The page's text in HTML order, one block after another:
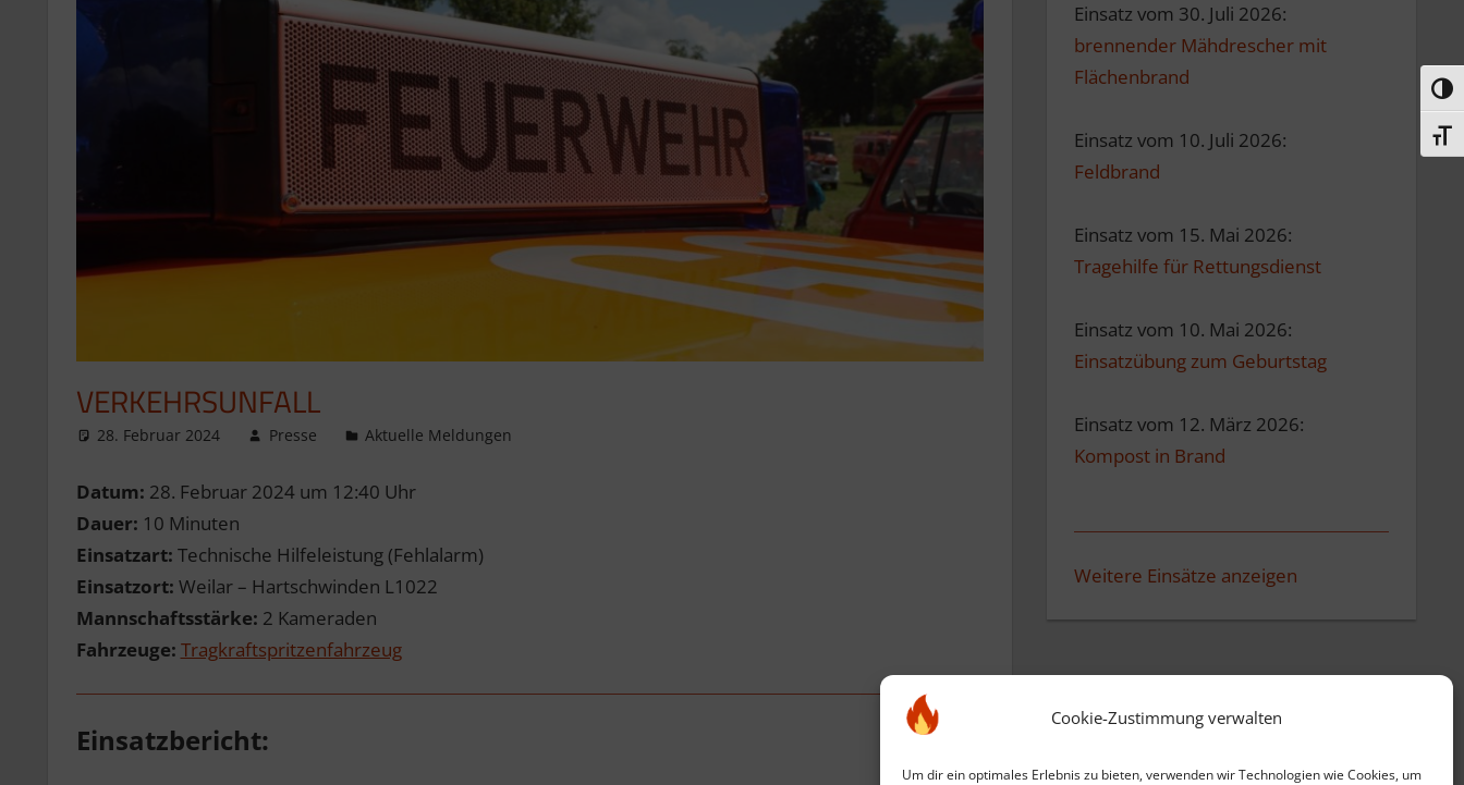
Cookie-Zustimmung verwalten
Um dir ein optimales Erlebnis zu bieten, verwenden wir Technologien wie Cookies, um
VERKEHRSUNFALL
28. Februar 2024 Presse Aktuelle Meldungen
Datum: 28. Februar 2024 um 12:40 Uhr
Dauer: 10 Minuten
Einsatzart: Technische Hilfeleistung (Fehlalarm)
Einsatzort: Weilar – Hartschwinden L1022
Mannschaftsstärke: 2 Kameraden
Fahrzeuge: Tragkraftspritzenfahrzeug
Einsatzbericht:
Einsatz vom 30. Juli 2026:
brennender Mähdrescher mit
Flächenbrand
Einsatz vom 10. Juli 2026:
Feldbrand
Einsatz vom 15. Mai 2026:
Tragehilfe für Rettungsdienst
Einsatz vom 10. Mai 2026:
Einsatzübung zum Geburtstag
Einsatz vom 12. März 2026:
Kompost in Brand
Weitere Einsätze anzeigen